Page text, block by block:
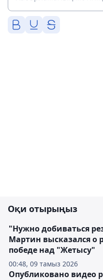
Оқи отырыңыз
00:48, 09 тамыз 2026
"Нужно добиваться
Мартин высказался о
победе над "Жетысу"
Опубликовано видео